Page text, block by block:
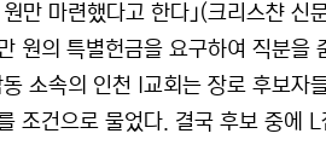
만 마련했다고 한다｣(크리스챤
원의 특별헌금을 요구하여 직분
소속의 인천 I교회는 장로 후보자
조건으로 물었다. 결국 후보 중에